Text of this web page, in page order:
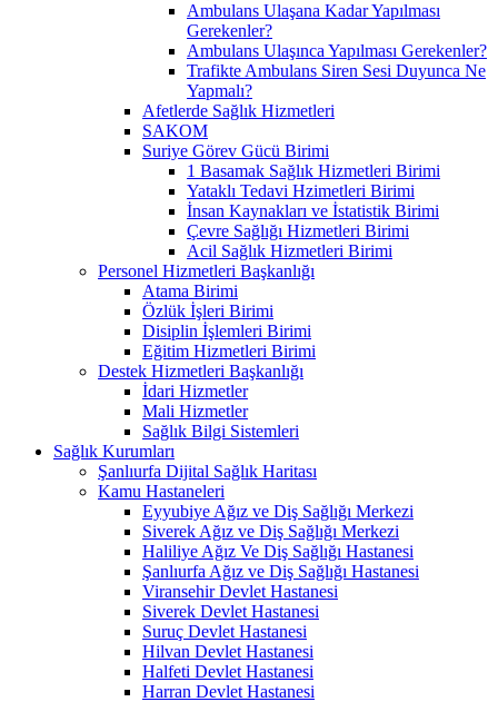
Ambulans Ulaşana Kadar Yapılması
Gerekenler?
Ambulans Ulaşınca Yapılması Gerekenler?
Trafikte Ambulans Siren Sesi Duyunca Ne
Yapmalı?
Afetlerde Sağlık Hizmetleri
SAKOM
Suriye Görev Gücü Birimi
1 Basamak Sağlık Hizmetleri Birimi
Yataklı Tedavi Hzimetleri Birimi
İnsan Kaynakları ve İstatistik Birimi
Çevre Sağlığı Hizmetleri Birimi
Acil Sağlık Hizmetleri Birimi
Personel Hizmetleri Başkanlığı
Atama Birimi
Özlük İşleri Birimi
Disiplin İşlemleri Birimi
Eğitim Hizmetleri Birimi
Destek Hizmetleri Başkanlığı
İdari Hizmetler
Mali Hizmetler
Sağlık Bilgi Sistemleri
Sağlık Kurumları
Şanlıurfa Dijital Sağlık Haritası
Kamu Hastaneleri
Eyyubiye Ağız ve Diş Sağlığı Merkezi
Siverek Ağız ve Diş Sağlığı Merkezi
Haliliye Ağız Ve Diş Sağlığı Hastanesi
Şanlıurfa Ağız ve Diş Sağlığı Hastanesi
Viransehir Devlet Hastanesi
Siverek Devlet Hastanesi
Suruç Devlet Hastanesi
Hilvan Devlet Hastanesi
Halfeti Devlet Hastanesi
Harran Devlet Hastanesi